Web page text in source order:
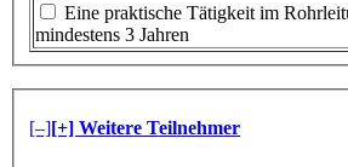
Eine praktische Tätigkeit im
mindestens 3 Jahren
[–][+] Weitere Teilnehmer